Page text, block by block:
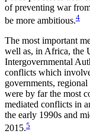
of preventing war
be more ambitious.4
The most important
well as, in Africa, the
Intergovernmental
conflicts which
governments,
were by far the most
mediated conflicts in
the early 1990s and
2015.5